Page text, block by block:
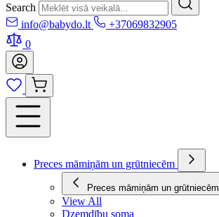
Search
info@babydo.lt
+37069832905
0
Preces māmiņām un grūtniecēm
Preces māmiņām un grūtniecēm
View All
Dzemdību soma